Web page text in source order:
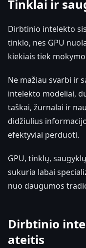
Tinklai ir
Dirbtinio intelekto
tinklo, nes GPU
kiekiais tiek
Ne mažiau svarbi ir
intelekto modeliai,
taškai, žurnalai ir
didžiulius
efektyviai perduoti.
GPU, tinklų,
sukuria labai
nuo daugumos
Dirbtinio
ateitis